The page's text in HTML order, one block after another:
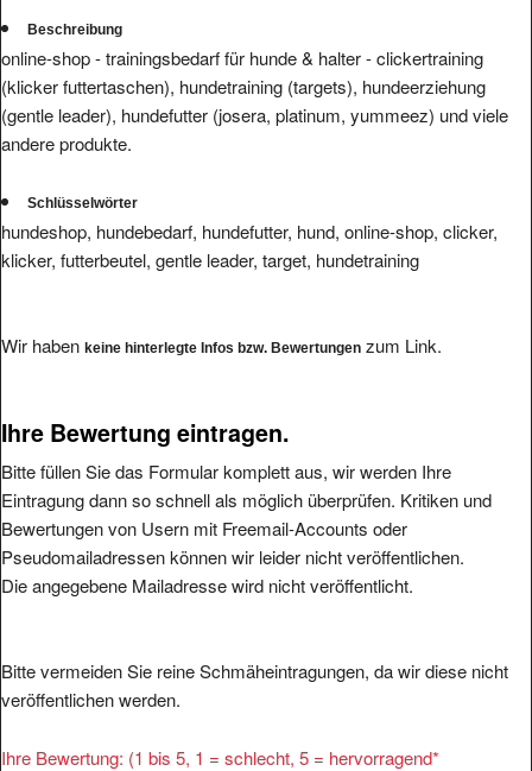
Beschreibung
online-shop - trainingsbedarf für hunde & halter - clickertraining
(klicker futtertaschen), hundetraining (targets), hundeerziehung
(gentle leader), hundefutter (josera, platinum, yummeez) und viele
andere produkte.
Schlüsselwörter
hundeshop, hundebedarf, hundefutter, hund, online-shop, clicker,
klicker, futterbeutel, gentle leader, target, hundetraining
Wir haben keine hinterlegte Infos bzw. Bewertungen zum Link.
Ihre Bewertung eintragen.
Bitte füllen Sie das Formular komplett aus, wir werden Ihre
Eintragung dann so schnell als möglich überprüfen. Kritiken und
Bewertungen von Usern mit Freemail-Accounts oder
Pseudomailadressen können wir leider nicht veröffentlichen.
Die angegebene Mailadresse wird nicht veröffentlicht.
Bitte vermeiden Sie reine Schmäheintragungen, da wir diese nicht
veröffentlichen werden.
Ihre Bewertung: (1 bis 5, 1 = schlecht, 5 = hervorragend*